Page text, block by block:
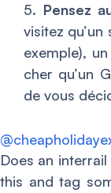
5. Pensez
visitez qu’un
exemple),
cher qu’un
de vous
Does an
this and tag